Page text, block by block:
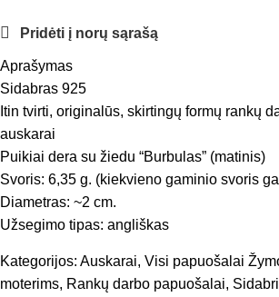
Pridėti į norų sąrašą
Aprašymas
Sidabras 925
Itin tvirti, originalūs, skirtingų formų rankų
auskarai
Puikiai dera su žiedu “Burbulas” (matinis)
Svoris: 6,35 g. (kiekvieno gaminio svoris
Diametras: ~2 cm.
Užsegimo tipas: angliškas
Kategorijos: Auskarai, Visi papuošalai
moterims, Rankų darbo papuošalai,